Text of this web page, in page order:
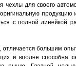
чехлы для своего
продукцию
с полной линейкой
отличается большим
и вполне способна